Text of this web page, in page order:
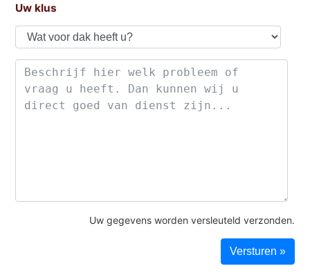
Uw klus
Uw gegevens worden versleuteld verzonden.